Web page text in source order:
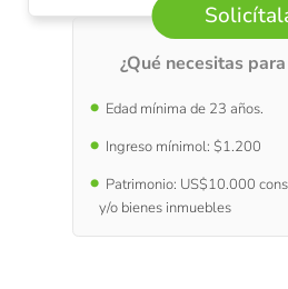
¿Qué necesitas
Edad mínima de 23 años.
Ingreso mínimol: $1.200
Patrimonio: US$10.000
y/o bienes inmuebles